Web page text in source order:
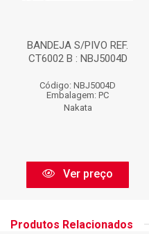
BANDEJA S/PIVO REF.
CT6002 B : NBJ5004D
Código: NBJ5004D
Embalagem: PC
Nakata
Ver preço
Produtos Relacionados